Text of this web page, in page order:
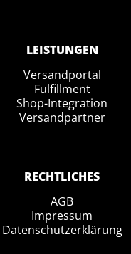
LEISTUNGEN
Versandportal
Fulfillment
Shop-Integration
Versandpartner
RECHTLICHES
AGB
Impressum
Datenschutzerklärung